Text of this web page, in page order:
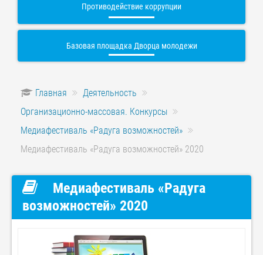
Противодействие коррупции
Базовая площадка Дворца молодежи
Главная
Деятельность
Организационно-массовая. Конкурсы
Медиафестиваль «Радуга возможностей»
Медиафестиваль «Радуга возможностей» 2020
Медиафестиваль «Радуга
возможностей» 2020